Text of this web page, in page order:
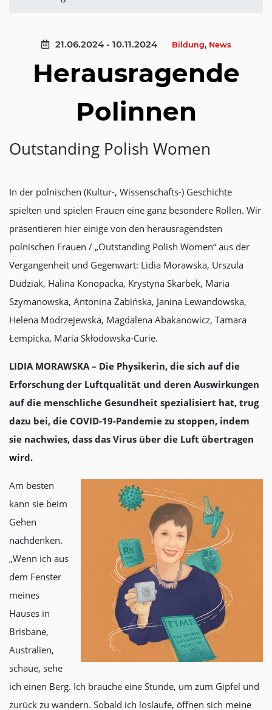
21.06.2024 - 10.11.2024 Bildung, News
Herausragende
Polinnen
Outstanding Polish Women
In der polnischen (Kultur-, Wissenschafts-) Geschichte
spielten und spielen Frauen eine ganz besondere Rollen. Wir
präsentieren hier einige von den herausragendsten
polnischen Frauen / „Outstanding Polish Women“ aus der
Vergangenheit und Gegenwart: Lidia Morawska, Urszula
Dudziak, Halina Konopacka, Krystyna Skarbek, Maria
Szymanowska, Antonina Zabińska, Janina Lewandowska,
Helena Modrzejewska, Magdalena Abakanowicz, Tamara
Łempicka, Maria Skłodowska-Curie.
LIDIA MORAWSKA – Die Physikerin, die sich auf die
Erforschung der Luftqualität und deren Auswirkungen
auf die menschliche Gesundheit spezialisiert hat, trug
dazu bei, die COVID-19-Pandemie zu stoppen, indem
sie nachwies, dass das Virus über die Luft übertragen
wird.
Am besten
kann sie beim
Gehen
nachdenken.
„Wenn ich aus
dem Fenster
meines
Hauses in
Brisbane,
Australien,
schaue, sehe
ich einen Berg. Ich brauche eine Stunde, um zum Gipfel und
zurück zu wandern. Sobald ich loslaufe, öffnen sich meine